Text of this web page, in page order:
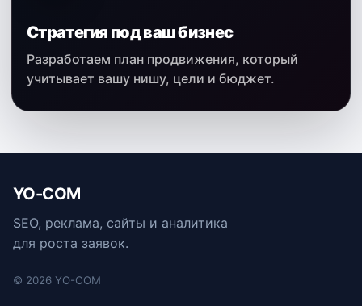
Стратегия под ваш бизнес
Разработаем план продвижения, который
учитывает вашу нишу, цели и бюджет.
YO-COM
SEO, реклама, сайты и аналитика
для роста заявок.
© 2026 YO-COM